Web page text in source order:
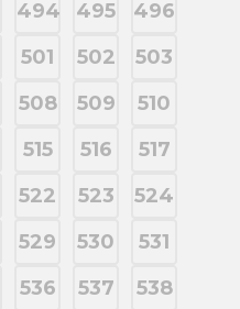
494 495
496
501 502
503
508 509
510
515 516
517
522 523
524
529 530
531
536 537
538